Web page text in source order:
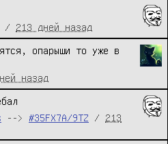
/ 213 дней назад
опарыши то уже в
назад
--> #35FX7A/9TZ / 213